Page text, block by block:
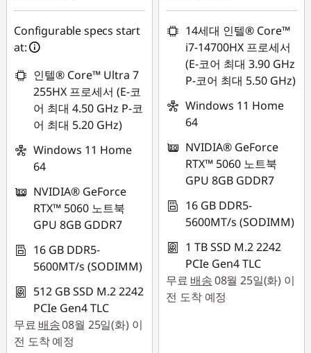
Configurable specs start
at:
인텔® Core™ Ultra 7
255HX 프로세서 (E-코
어 최대 4.50 GHz P-코
어 최대 5.20 GHz)
Windows 11 Home
64
NVIDIA® GeForce
RTX™ 5060 노트북
GPU 8GB GDDR7
16 GB DDR5-
5600MT/s (SODIMM)
512 GB SSD M.2 2242
PCIe Gen4 TLC
무료 배송08월 25일(화) 이
전 도착 예정
14세대 인텔® Core™
i7-14700HX 프로세서
(E-코어 최대 3.90 GHz
P-코어 최대 5.50 GHz)
Windows 11 Home
64
NVIDIA® GeForce
RTX™ 5060 노트북
GPU 8GB GDDR7
16 GB DDR5-
5600MT/s (SODIMM)
1 TB SSD M.2 2242
PCIe Gen4 TLC
무료 배송08월 25일(화) 이
전 도착 예정